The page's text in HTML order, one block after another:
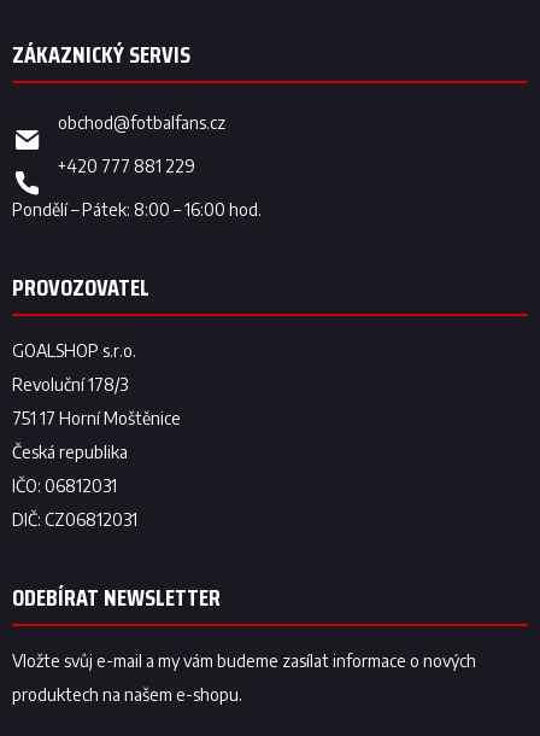
obchod@fotbalfans.cz
+420 777 881 229
ODEBÍRAT NEWSLETTER
Vložte svůj e-mail a my vám budeme zasílat informace o nových
produktech na našem e-shopu.